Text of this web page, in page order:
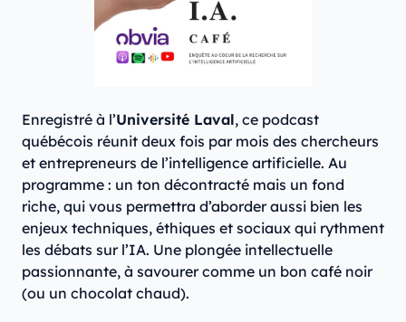
Enregistré à l’Université Laval, ce podcast
québécois réunit deux fois par mois des chercheurs
et entrepreneurs de l’intelligence artificielle. Au
programme : un ton décontracté mais un fond
riche, qui vous permettra d’aborder aussi bien les
enjeux techniques, éthiques et sociaux qui rythment
les débats sur l’IA. Une plongée intellectuelle
passionnante, à savourer comme un bon café noir
(ou un chocolat chaud).